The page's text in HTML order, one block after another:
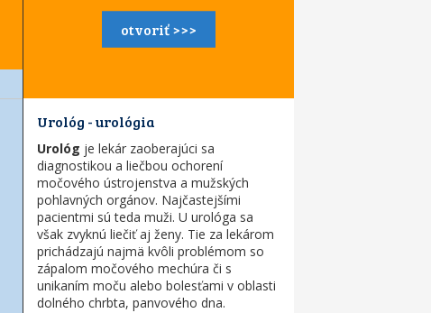
otvoriť >>>
Urológ - urológia
Urológ je lekár zaoberajúci sa
diagnostikou a liečbou ochorení
močového ústrojenstva a mužských
pohlavných orgánov. Najčastejšími
pacientmi sú teda muži. U urológa sa
však zvyknú liečiť aj ženy. Tie za lekárom
prichádzajú najmä kvôli problémom so
zápalom močového mechúra či s
unikaním moču alebo bolesťami v oblasti
dolného chrbta, panvového dna.